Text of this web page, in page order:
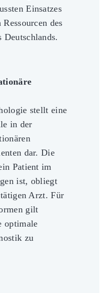
Einsatzes
des
Deutschlands.
stellt eine
in der
dar. Die
Patient im
ist, obliegt
Arzt. Für
gilt
optimale
zu